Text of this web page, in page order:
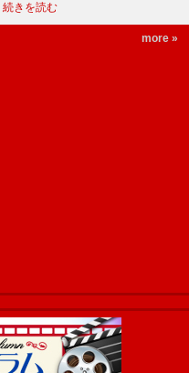
続きを読む
more »